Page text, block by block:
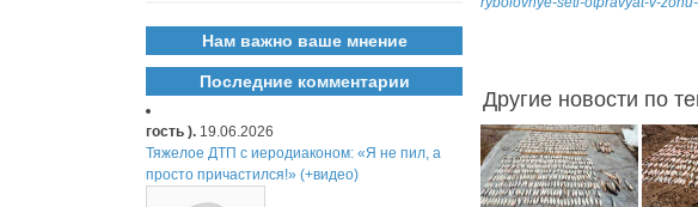
Другие новости по
Нам важно ваше мнение
Последние комментарии
гость ). 19.06.2026
Тяжелое ДТП с иеродиаконом: «Я не пил, а
просто причастился!» (+видео)